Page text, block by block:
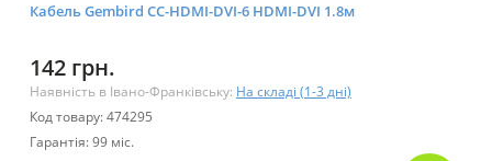
Кабель Gembird CC-HDMI-DVI-6 HDMI-DVI 1.8м
142 грн.
Наявність в Івано-Франківську: На складі (1-3 дні)
Код товару: 474295
Гарантія: 99 міс.